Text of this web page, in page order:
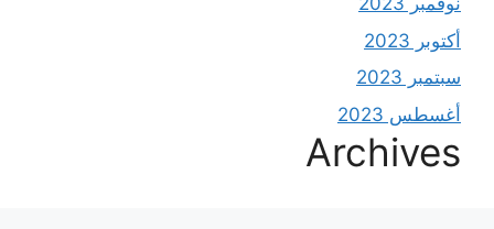
أكتوبر 2023
سبتمبر 2023
أغسطس 2023
Archives